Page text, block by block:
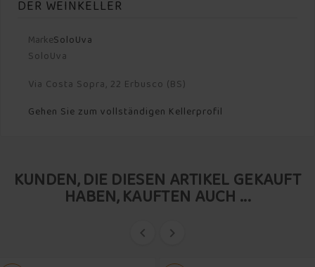
DER WEINKELLER
MarkeSoloUva
SoloUva
Via Costa Sopra, 22 Erbusco (BS)
Gehen Sie zum vollständigen Kellerprofil
KUNDEN, DIE DIESEN ARTIKEL GEKAUFT
HABEN, KAUFTEN AUCH ...
 